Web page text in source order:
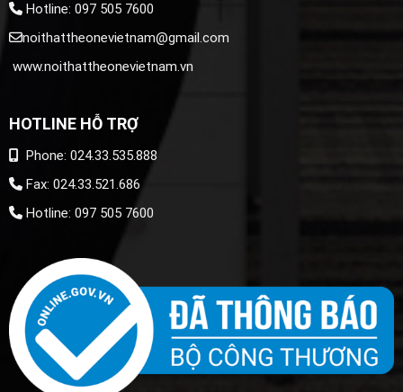
Hotline: 097 505 7600
noithattheonevietnam@gmail.com
www.noithattheonevietnam.vn
HOTLINE HỖ TRỢ
Phone: 024.33.535.888
Fax: 024.33.521.686
Hotline: 097 505 7600